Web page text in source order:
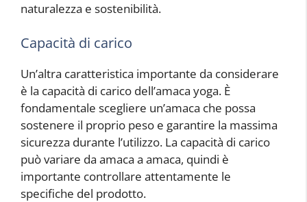
naturalezza e sostenibilità.
Capacità di carico
Un’altra caratteristica importante da considerare
è la capacità di carico dell’amaca yoga. È
fondamentale scegliere un’amaca che possa
sostenere il proprio peso e garantire la massima
sicurezza durante l’utilizzo. La capacità di carico
può variare da amaca a amaca, quindi è
importante controllare attentamente le
specifiche del prodotto.